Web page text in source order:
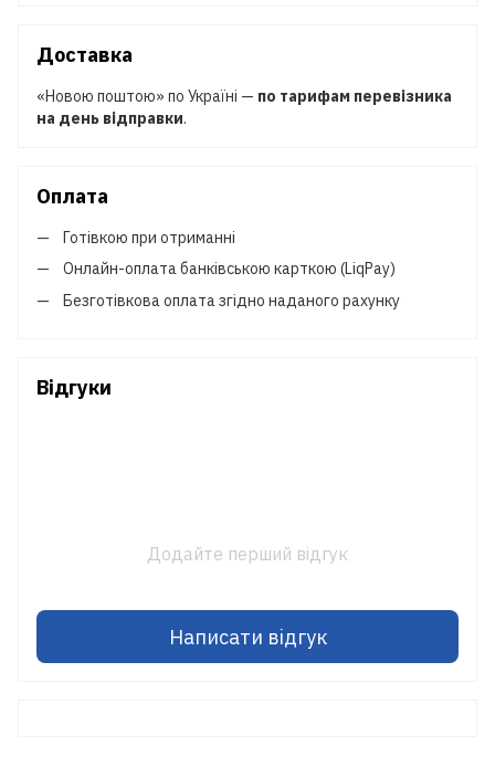
Доставка
«Новою поштою» по Україні — по тарифам перевізника
на день відправки.
Оплата
Готівкою при отриманні
Онлайн-оплата банківською карткою (LiqPay)
Безготівкова оплата згідно наданого рахунку
Відгуки
Додайте перший відгук
Написати відгук